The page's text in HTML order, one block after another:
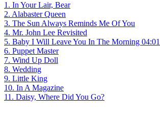
1. In Your Lair, Bear
2. Alabaster Queen
3. The Sun Always Reminds Me Of You
4. Mr. John Lee Revisited
5. Baby I Will Leave You In The Morning 04:01
6. Puppet Master
7. Wind Up Doll
8. Wedding
9. Little King
10. In A Magazine
11. Daisy, Where Did You Go?